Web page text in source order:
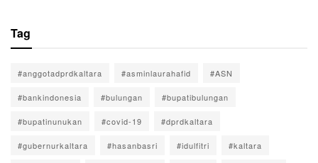
Tag
#anggotadprdkaltara #asminlaurahafid #ASN
#bankindonesia #bulungan #bupatibulungan
#bupatinunukan #covid-19 #dprdkaltara
#gubernurkaltara #hasanbasri #idulfitri #kaltara